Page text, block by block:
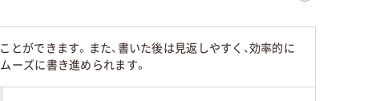
ができます。また、書いた後は見返しやすく、効率的に
ーズに書き進められます。